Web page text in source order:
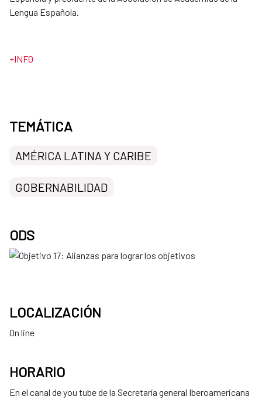
Lengua Española.
+INFO
TEMÁTICA
AMÉRICA LATINA Y CARIBE
GOBERNABILIDAD
ODS
LOCALIZACIÓN
On line
HORARIO
En el canal de you tube de la Secretaría general Iberoamericana